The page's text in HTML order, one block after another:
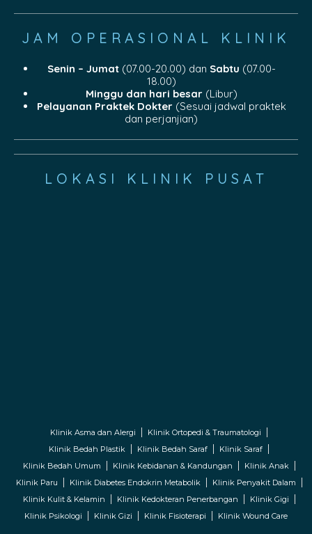
JAM OPERASIONAL KLINIK
Senin – Jumat(07.00-20.00) dan Sabtu (07.00-
18.00)
Minggu dan hari besar(Libur)
Pelayanan Praktek Dokter(Sesuai jadwal praktek
dan perjanjian)
LOKASI KLINIK PUSAT
Klinik Asma dan Alergi
Klinik Ortopedi & Traumatologi
Klinik Bedah Plastik
Klinik Bedah Saraf
Klinik Saraf
Klinik Bedah Umum
Klinik Kebidanan & Kandungan
Klinik Anak
Klinik Paru
Klinik Diabetes Endokrin Metabolik
Klinik Penyakit Dalam
Klinik Kulit & Kelamin
Klinik Kedokteran Penerbangan
Klinik Gigi
Klinik Psikologi
Klinik Gizi Klinik Fisioterapi Klinik Wound Care